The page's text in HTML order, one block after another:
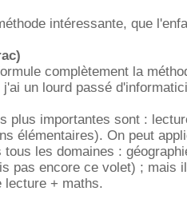
intéressante, que
complètement la
un lourd passé
plus importantes sont :
élémentaires). On peut
les domaines :
pas encore ce volet) ; mais
lecture + maths.